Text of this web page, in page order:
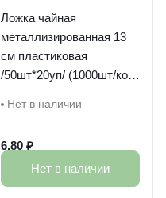
Ложка чайная
металлизированная 13
см пластиковая
/50шт*20уп/ (1000шт/кор)
Нет в наличии
6.80 ₽
Нет в наличии